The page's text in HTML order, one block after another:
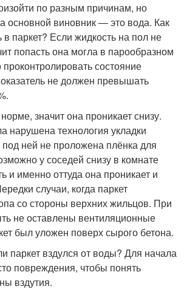
по разным причинам, но
основной виновник — это вода. Как
в паркет? Если жидкость на пол не
попасть она могла в парообразном
состояние
не должен превышать
значит она проникает снизу.
нарушена технология укладки
под ней не проложена плёнка для
у соседей снизу в комнате
и именно оттуда она проникает и
случаи, когда паркет
со стороны верхних жильцов. При
не оставлены вентиляционные
был уложен поверх сырого бетона.
паркет вздулся от воды? Для начала
повреждения, чтобы понять
вздутия.